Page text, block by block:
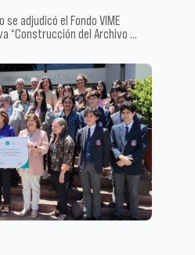
adjudicó el Fondo VIME
“Construcción del Archivo …